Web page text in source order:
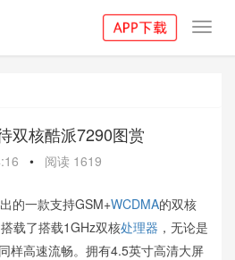
双核酷派7290图赏
• 阅读 1619
的一款支持GSM+WCDMA的双核
载了搭载1GHz双核处理器 ，无论是
样高速流畅。拥有4.5英寸高清大屏